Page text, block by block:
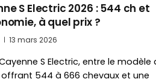
S Electric 2026 : 544 ch et
à quel prix ?
13 mars 2026
S Electric, entre le modèle
544 à 666 chevaux et une